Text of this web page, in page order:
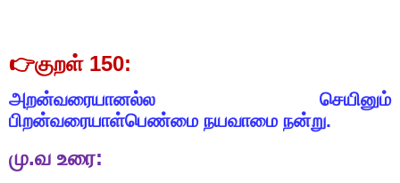
👉குறள்150:
அறன்வரையானல்ல
செயினும்
பிறன்வரையாள்பெண்மை நயவாமை நன்று.
மு.வ உரை: